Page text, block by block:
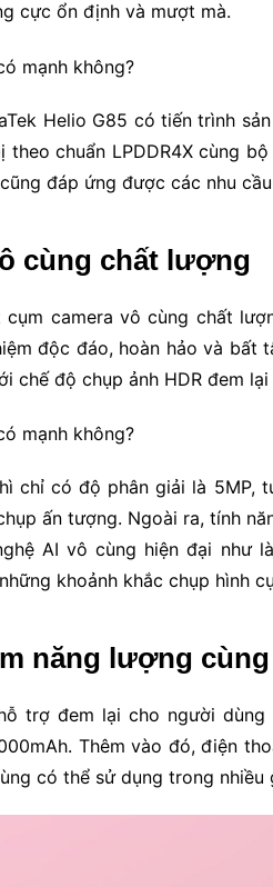
cực ổn định và mượt mà.
Helio G85 có tiến trình
theo chuẩn LPDDR4X cùng
đáp ứng được các nhu
cùng chất lượng
cụm camera vô cùng chất
độc đáo, hoàn hảo và bất
chế độ chụp ảnh HDR đem
chỉ có độ phân giải là 5MP,
ấn tượng. Ngoài ra, tính
AI vô cùng hiện đại như
khoảnh khắc chụp hình
năng lượng
trợ đem lại cho người
Thêm vào đó, điện
có thể sử dụng trong nhiều